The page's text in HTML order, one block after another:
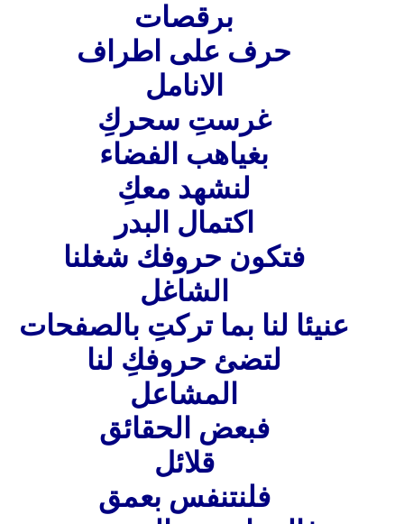
برقصات
حرف على اطراف
الانامل
غرستِ سحركِ
بغياهب الفضاء
لنشهد معكِ
اكتمال البدر
فتكون حروفك شغلنا
الشاغل
عنيئا لنا بما تركتِ بالصفحات
لتضئ حروفكِ لنا
المشاعل
فبعض الحقائق
قلائل
فلنتنفس بعمق